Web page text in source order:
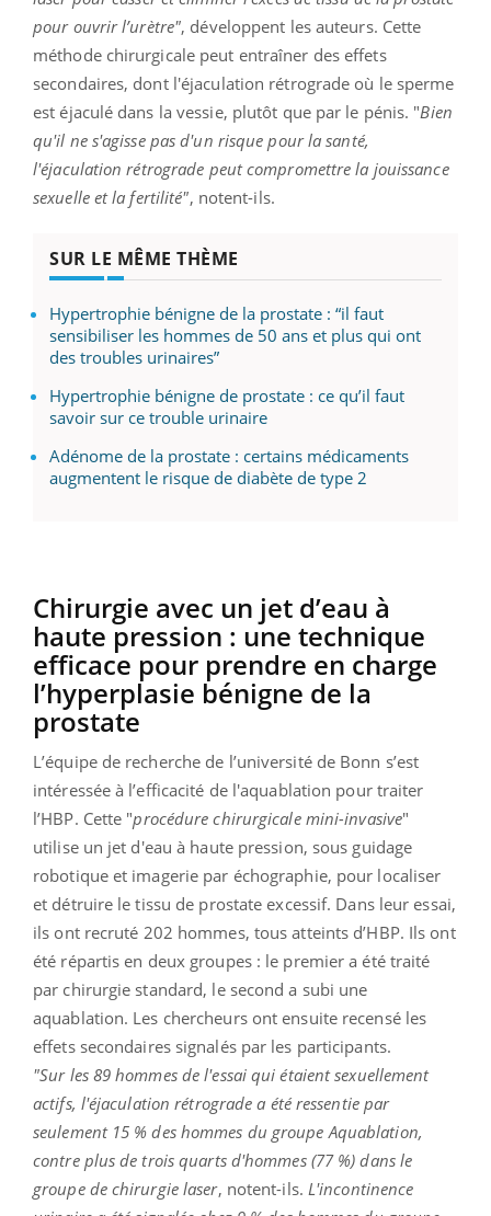
pour ouvrir l’urètre", développent les auteurs. Cette
méthode chirurgicale peut entraîner des effets
secondaires, dont l'éjaculation rétrograde où le sperme
est éjaculé dans la vessie, plutôt que par le pénis. "Bien
qu'il ne s'agisse pas d'un risque pour la santé,
l'éjaculation rétrograde peut compromettre la jouissance
sexuelle et la fertilité", notent-ils.
SUR LE MÊME THÈME
Hypertrophie bénigne de la prostate : “il faut
sensibiliser les hommes de 50 ans et plus qui ont
des troubles urinaires”
Hypertrophie bénigne de prostate : ce qu’il faut
savoir sur ce trouble urinaire
Adénome de la prostate : certains médicaments
augmentent le risque de diabète de type 2
Chirurgie avec un jet d’eau à
haute pression : une technique
efficace pour prendre en charge
l’hyperplasie bénigne de la
prostate
L’équipe de recherche de l’université de Bonn s’est
intéressée à l’efficacité de l'aquablation pour traiter
l’HBP. Cette "procédure chirurgicale mini-invasive"
utilise un jet d'eau à haute pression, sous guidage
robotique et imagerie par échographie, pour localiser
et détruire le tissu de prostate excessif. Dans leur essai,
ils ont recruté 202 hommes, tous atteints d’HBP. Ils ont
été répartis en deux groupes : le premier a été traité
par chirurgie standard, le second a subi une
aquablation. Les chercheurs ont ensuite recensé les
effets secondaires signalés par les participants.
"Sur les 89 hommes de l'essai qui étaient sexuellement
actifs, l'éjaculation rétrograde a été ressentie par
seulement 15 % des hommes du groupe Aquablation,
contre plus de trois quarts d'hommes (77 %) dans le
groupe de chirurgie laser, notent-ils. L'incontinence